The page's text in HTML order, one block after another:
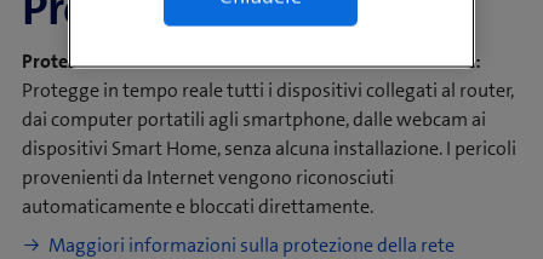
Protezione automatica contro le minacce informatiche:
Protegge in tempo reale tutti i dispositivi collegati al router,
dai computer portatili agli smartphone, dalle webcam ai
dispositivi Smart Home, senza alcuna installazione. I pericoli
provenienti da Internet vengono riconosciuti
automaticamente e bloccati direttamente.
Maggiori informazioni sulla protezione della rete